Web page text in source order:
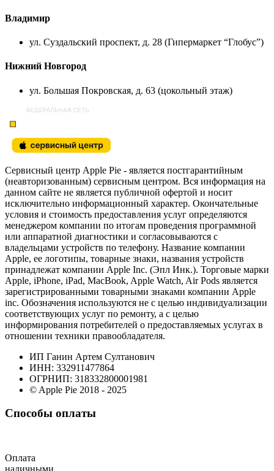
Владимир
ул. Суздальский проспект, д. 28 (Гипермаркет “Глобус”)
Нижний Новгород
ул. Большая Покровская, д. 63 (цокольный этаж)
Сервисный центр Apple Pie - является постгарантийным
(неавторизованным) сервисным центром. Вся информация на
данном сайте не является публичной офертой и носит
исключительно информационный характер. Окончательные
условия и стоимость предоставления услуг определяются
менеджером компании по итогам проведения программной
или аппаратной диагностики и согласовываются с
владельцами устройств по телефону. Название компании
Apple, ее логотипы, товарные знаки, названия устройств
принадлежат компании Apple Inc. (Эпл Инк.). Торговые марки
Apple, iPhone, iPad, MacBook, Apple Watch, Air Pods является
зарегистрированными товарными знаками компании Apple
inc. Обозначения используются не с целью индивидуализации
соответствующих услуг по ремонту, а с целью
информирования потребителей о предоставляемых услугах в
отношении техники правообладателя.
ИП Ганин Артем Султанович
ИНН: 332911477864
ОГРНИП: 318332800001981
© Apple Pie 2018 - 2025
Способы оплаты
Оплата